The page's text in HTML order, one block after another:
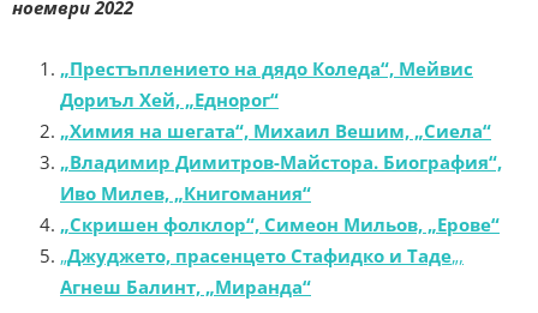
ноември 2022
„Престъплението на дядо Коледа“, Мейвис
Дориъл Хей, „Еднорог“
„Химия на шегата“, Михаил Вешим, „Сиела“
„Владимир Димитров-Майстора. Биография“,
Иво Милев, „Книгомания“
„Скришен фолклор“, Симеон Мильов, „Ерове“
„Джуджето, прасенцето Стафидко и Таде„,
Агнеш Балинт, „Миранда“